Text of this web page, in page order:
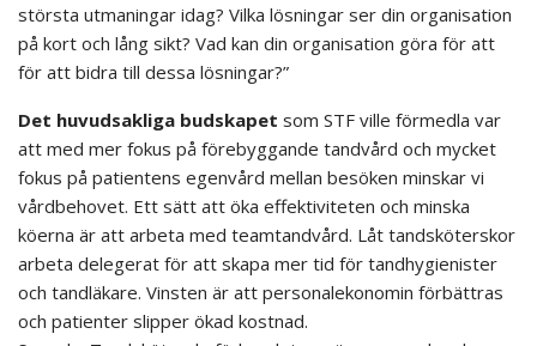
största utmaningar idag? Vilka lösningar ser din organisation
på kort och lång sikt? Vad kan din organisation göra för att
för att bidra till dessa lösningar?”
Det huvudsakliga budskapet som STF ville förmedla var
att med mer fokus på förebyggande tandvård och mycket
fokus på patientens egenvård mellan besöken minskar vi
vårdbehovet. Ett sätt att öka effektiviteten och minska
köerna är att arbeta med teamtandvård. Låt tandsköterskor
arbeta delegerat för att skapa mer tid för tandhygienister
och tandläkare. Vinsten är att personalekonomin förbättras
och patienter slipper ökad kostnad.